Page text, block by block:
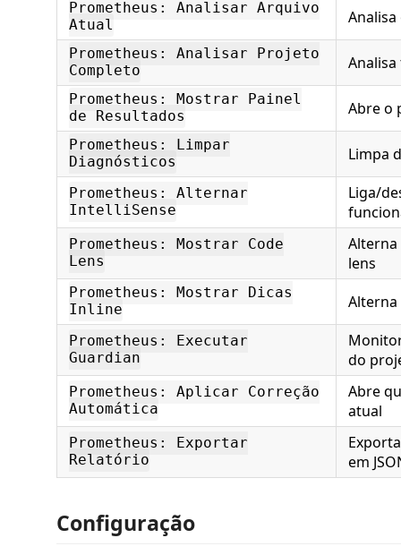
Prometheus: Analisar Arquivo
Atual
Prometheus: Analisar Projeto
Completo
Prometheus: Mostrar Painel
de Resultados
Abre o
Prometheus: Limpar
Diagnósticos
Limpa
Prometheus: Alternar
IntelliSense
Liga/
Prometheus: Mostrar Code
Lens
Alterna
lens
Prometheus: Mostrar Dicas
Inline
Alterna
Prometheus: Executar
Guardian
do
Prometheus: Aplicar Correção
Automática
Abre
atual
Prometheus: Exportar
Relatório
em
Configuração